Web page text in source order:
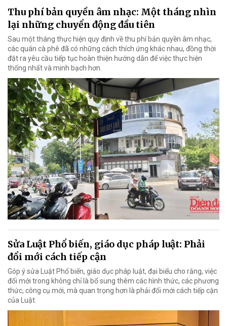
Thu phí bản quyền âm nhạc: Một tháng nhìn
lại những chuyển động đầu tiên
Sau một tháng thực hiện quy định về thu phí bản quyền âm nhạc,
các quán cà phê đã có những cách thích ứng khác nhau, đồng thời
đặt ra yêu cầu tiếp tục hoàn thiện hướng dẫn để việc thực hiện
thống nhất và minh bạch hơn.
Sửa Luật Phổ biến, giáo dục pháp luật: Phải
đổi mới cách tiếp cận
Góp ý sửa Luật Phổ biến, giáo dục pháp luật, đại biểu cho rằng, việc
đổi mới trong không chỉ là bổ sung thêm các hình thức, các phương
thức, công cụ mới, mà quan trọng hơn là phải đổi mới cách tiếp cận
của Luật.